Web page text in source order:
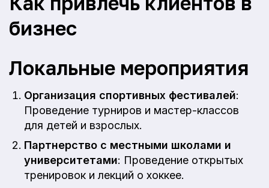
бизнес
Локальные мероприятия
Организация спортивных фестивалей:
Проведение турниров и мастер-классов
для детей и взрослых.
Партнерство с местными школами и
университетами: Проведение открытых
тренировок и лекций о хоккее.